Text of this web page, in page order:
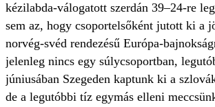
kézilabda-válogatott szerdán 39–24-re
sem az, hogy csoportelsőként jutott ki a
norvég-svéd rendezésű Európa-
jelenleg nincs egy súlycsoportban,
júniusában Szegeden kaptunk ki a
de a legutóbbi tíz egymás elleni